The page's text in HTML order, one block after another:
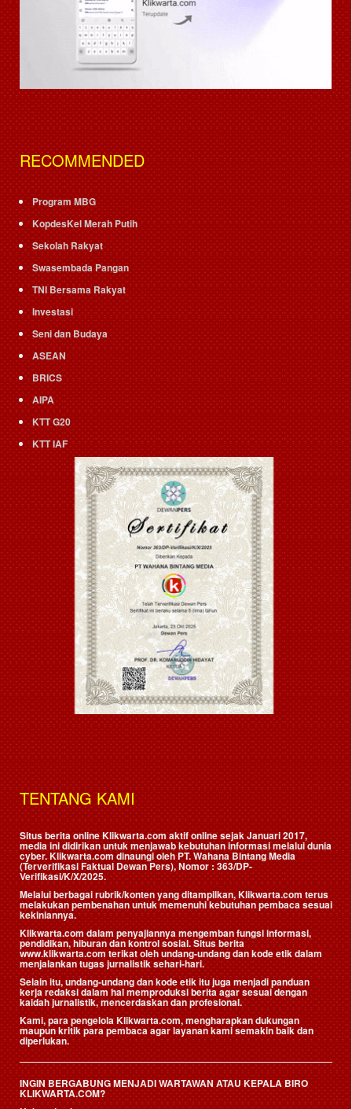
RECOMMENDED
Program MBG
KopdesKel Merah Putih
Sekolah Rakyat
Swasembada Pangan
TNI Bersama Rakyat
Investasi
Seni dan Budaya
ASEAN
BRICS
AIPA
KTT G20
KTT IAF
TENTANG KAMI
Situs berita online Klikwarta.com aktif online sejak Januari 2017,
media ini didirikan untuk menjawab kebutuhan informasi melalui dunia
cyber. Klikwarta.com dinaungi oleh PT. Wahana Bintang Media
(Terverifikasi Faktual Dewan Pers), Nomor : 363/DP-
Verifikasi/K/X/2025.
Melalui berbagai rubrik/konten yang ditampilkan, Klikwarta.com terus
melakukan pembenahan untuk memenuhi kebutuhan pembaca sesuai
kekiniannya.
Klikwarta.com dalam penyajiannya mengemban fungsi informasi,
pendidikan, hiburan dan kontrol sosial. Situs berita
www.klikwarta.com terikat oleh undang-undang dan kode etik dalam
menjalankan tugas jurnalistik sehari-hari.
Selain itu, undang-undang dan kode etik itu juga menjadi panduan
kerja redaksi dalam hal memproduksi berita agar sesuai dengan
kaidah jurnalistik, mencerdaskan dan profesional.
Kami, para pengelola Klikwarta.com, mengharapkan dukungan
maupun kritik para pembaca agar layanan kami semakin baik dan
diperlukan.
INGIN BERGABUNG MENJADI WARTAWAN ATAU KEPALA BIRO
KLIKWARTA.COM?